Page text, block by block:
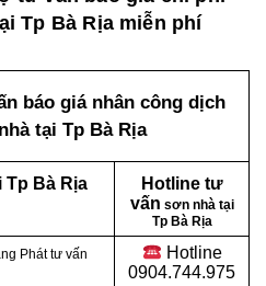
Tp Bà Rịa miễn phí
báo giá nhân công dịch
tại Tp Bà Rịa
Tp Bà Rịa
Hotline tư
vấn sơn nhà tại
Tp Bà Rịa
Phát tư vấn
Hotline
0904.744.975